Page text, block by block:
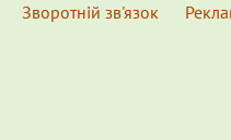
Зворотній зв'язок